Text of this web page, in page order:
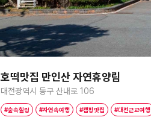
호떡맛집 만인산 자연휴양림
대전광역시 동구 산내로 106
#숲속힐링 #자연속여행 #캠핑맛집 #대전근교여행